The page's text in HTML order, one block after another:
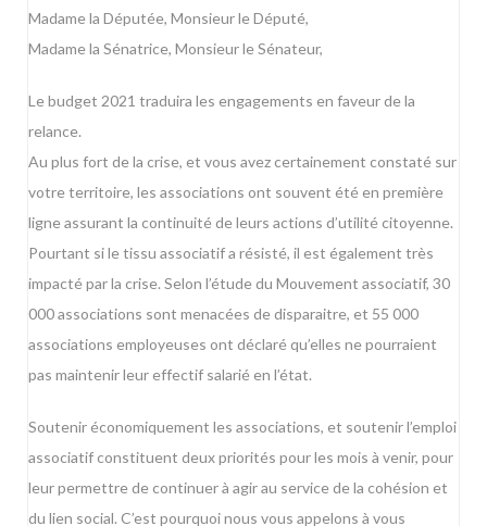
Madame la Députée, Monsieur le Député,
Madame la Sénatrice, Monsieur le Sénateur,
Le budget 2021 traduira les engagements en faveur de la
relance.
Au plus fort de la crise, et vous avez certainement constaté sur
votre territoire, les associations ont souvent été en première
ligne assurant la continuité de leurs actions d’utilité citoyenne.
Pourtant si le tissu associatif a résisté, il est également très
impacté par la crise. Selon l’étude du Mouvement associatif, 30
000 associations sont menacées de disparaitre, et 55 000
associations employeuses ont déclaré qu’elles ne pourraient
pas maintenir leur effectif salarié en l’état.
Soutenir économiquement les associations, et soutenir l’emploi
associatif constituent deux priorités pour les mois à venir, pour
leur permettre de continuer à agir au service de la cohésion et
du lien social. C’est pourquoi nous vous appelons à vous